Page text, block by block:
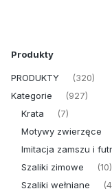
Produkty
PRODUKTY (320)
Kategorie (927)
Krata (7)
Motywy zwierzęce
Imitacja zamszu i
Szaliki zimowe (10)
Szaliki wełniane